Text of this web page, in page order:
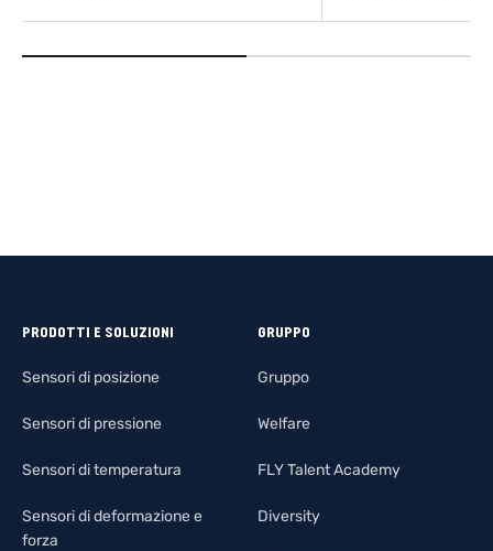
PRODOTTI E SOLUZIONI
Sensori di posizione
Sensori di pressione
Sensori di temperatura
Sensori di deformazione e
forza
GRUPPO
Gruppo
Welfare
FLY Talent Academy
Diversity